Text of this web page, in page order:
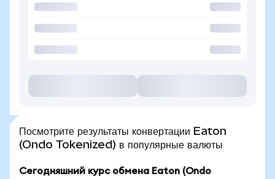
Посмотрите результаты конвертации Eaton
(Ondo Tokenized) в популярные валюты
Сегодняшний курс обмена Eaton (Ondo